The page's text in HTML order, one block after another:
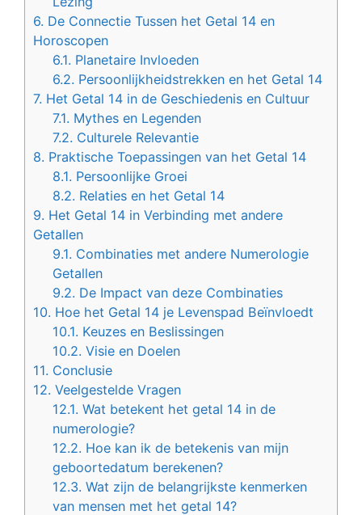
6. De Connectie Tussen het Getal 14 en
Horoscopen
6.1. Planetaire Invloeden
6.2. Persoonlijkheidstrekken en het Getal 14
7. Het Getal 14 in de Geschiedenis en Cultuur
7.1. Mythes en Legenden
7.2. Culturele Relevantie
8. Praktische Toepassingen van het Getal 14
8.1. Persoonlijke Groei
8.2. Relaties en het Getal 14
9. Het Getal 14 in Verbinding met andere
Getallen
9.1. Combinaties met andere Numerologie
Getallen
9.2. De Impact van deze Combinaties
10. Hoe het Getal 14 je Levenspad Beïnvloedt
10.1. Keuzes en Beslissingen
10.2. Visie en Doelen
11. Conclusie
12. Veelgestelde Vragen
12.1. Wat betekent het getal 14 in de
numerologie?
12.2. Hoe kan ik de betekenis van mijn
geboortedatum berekenen?
12.3. Wat zijn de belangrijkste kenmerken
van mensen met het getal 14?